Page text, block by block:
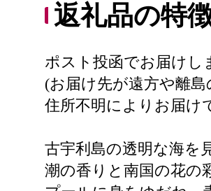
返礼品の特
ポスト投函でお届けし
(お届け先が遠方や離
住所不明によりお届け
古宇利島の透明な海を
潮の香りと南国の花の